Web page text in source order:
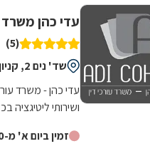
עדי כהן משרד
(5)
שד' נים 2, קניון עזריאלי ראשונים ראשון לציון
עדי כהן - משרד
ושירותי ליטיגציה
זמין ביום א' מ-9:00